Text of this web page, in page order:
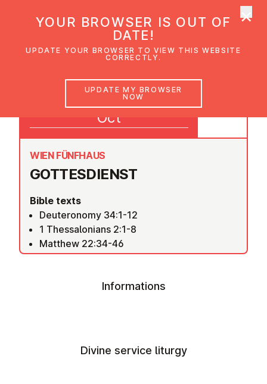
GOTTES­DI­ENST
WIEN FÜNFHAUS
Bible texts
Deuteronomy 34:1-12
1 Thessalonians 2:1-8
Matthew 22:34-46
25
Oct
Informations
Divine service liturgy
YOUR BROWSER IS OUT OF
DATE!
UPDATE YOUR BROWSER TO VIEW THIS WEBSITE
CORRECTLY.
UPDATE MY BROWSER
NOW
×